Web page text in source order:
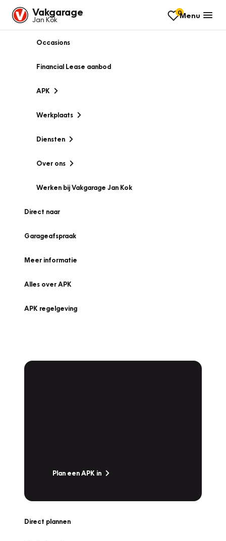
Vakgarage
Jan Kok
0Menu
Occasions
Financial Lease aanbod
APK
Werkplaats
Diensten
Over ons
Werken bij Vakgarage Jan Kok
Direct naar
Garageafspraak
Meer informatie
Alles over APK
APK regelgeving
Plan een APK in
Direct plannen